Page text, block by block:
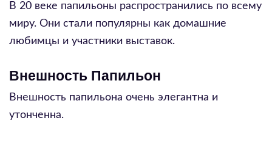
В 20 веке папильоны распространились по всему
миру. Они стали популярны как домашние
любимцы и участники выставок.
Внешность Папильон
Внешность папильона очень элегантна и
утонченна.